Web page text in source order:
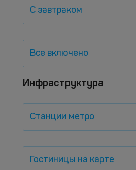
С завтраком
Все включено
Инфраструктура
Станции метро
Гостиницы на карте